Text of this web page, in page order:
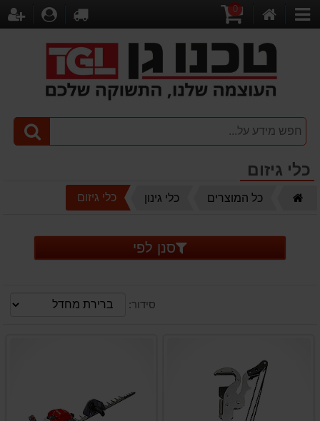
קטגוריות
הבית
0
לקופה
כלי גיזום
כל המוצרים כלי גינון כלי גיזום
סנן לפי
סידור: